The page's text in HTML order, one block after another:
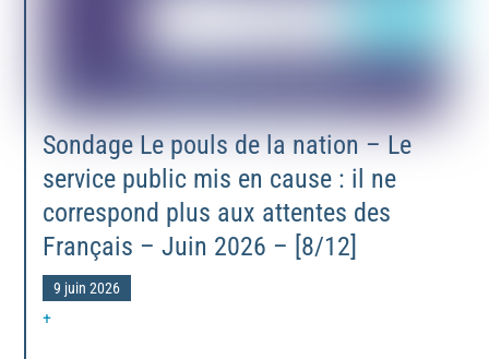
Sondage Le pouls de la nation – Le
service public mis en cause : il ne
correspond plus aux attentes des
Français – Juin 2026 – [8/12]
9 juin 2026
+